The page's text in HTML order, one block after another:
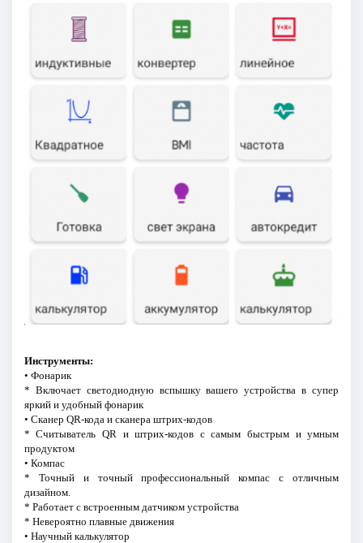
Инструменты:
• Фонарик
* Включает светодиодную вспышку вашего устройства в супер
яркий и удобный фонарик
• Сканер QR-кода и сканера штрих-кодов
* Считыватель QR и штрих-кодов с самым быстрым и умным
продуктом
• Компас
* Точный и точный профессиональный компас с отличным
дизайном.
* Работает с встроенным датчиком устройства
* Невероятно плавные движения
• Научный калькулятор